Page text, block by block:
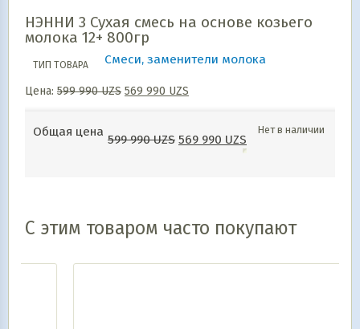
НЭННИ 3 Сухая смесь на основе козьего
молока 12+ 800гр
ТИП ТОВАРА Смеси, заменители молока
Цена: 599 990UZS 569 990 UZS
Общая цена
599 990UZS 569 990 UZS
Нет в наличии
С этим товаром часто покупают